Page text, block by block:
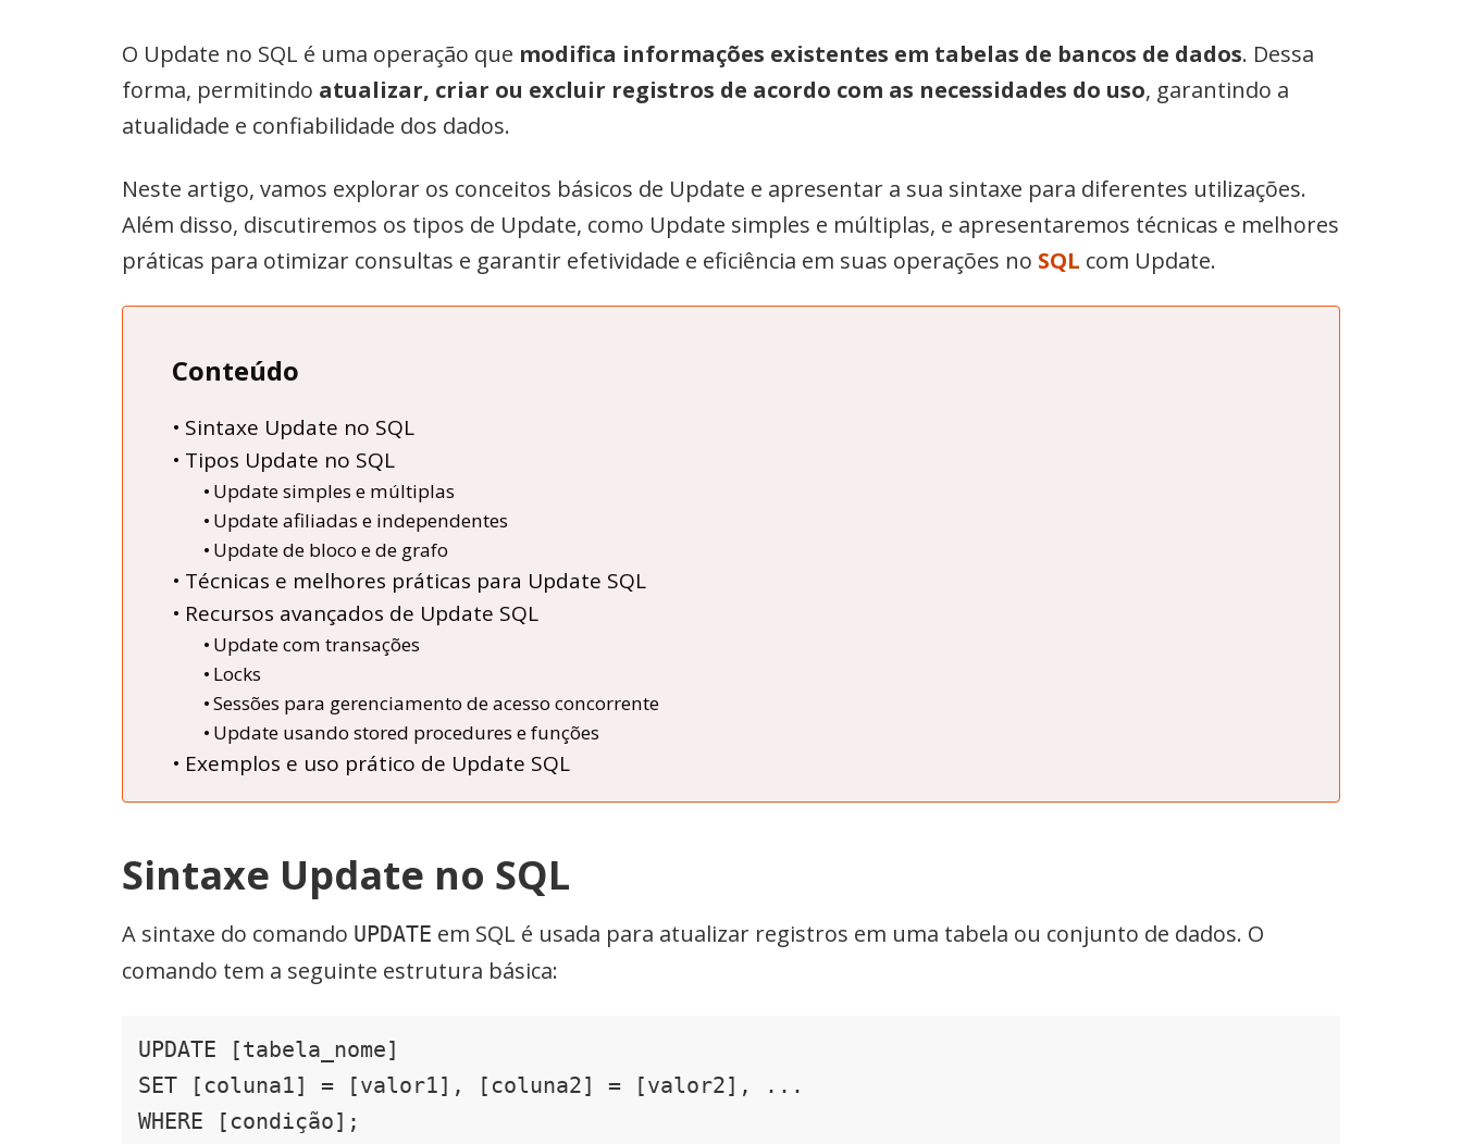
O Update no SQL é uma operação que modifica informações existentes em tabelas de bancos de dados. Dessa
forma, permitindo atualizar, criar ou excluir registros de acordo com as necessidades do uso, garantindo a
atualidade e confiabilidade dos dados.
Neste artigo, vamos explorar os conceitos básicos de Update e apresentar a sua sintaxe para diferentes utilizações.
Além disso, discutiremos os tipos de Update, como Update simples e múltiplas, e apresentaremos técnicas e melhores
práticas para otimizar consultas e garantir efetividade e eficiência em suas operações no SQL com Update.
Conteúdo
Sintaxe Update no SQL
Tipos Update no SQL
Update simples e múltiplas
Update afiliadas e independentes
Update de bloco e de grafo
Técnicas e melhores práticas para Update SQL
Recursos avançados de Update SQL
Update com transações
Locks
Sessões para gerenciamento de acesso concorrente
Update usando stored procedures e funções
Exemplos e uso prático de Update SQL
Sintaxe Update no SQL
A sintaxe do comando UPDATE em SQL é usada para atualizar registros em uma tabela ou conjunto de dados. O
comando tem a seguinte estrutura básica:
UPDATE [tabela_nome]
SET [coluna1] = [valor1], [coluna2] = [valor2], ...